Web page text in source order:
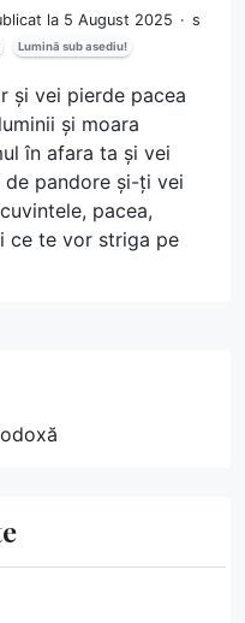
la 5 August 2025
s
Lumină sub asediu!
și vei pierde pacea
și moara
în afara ta și vei
pandore și-ți vei
pacea,
ce te vor striga pe